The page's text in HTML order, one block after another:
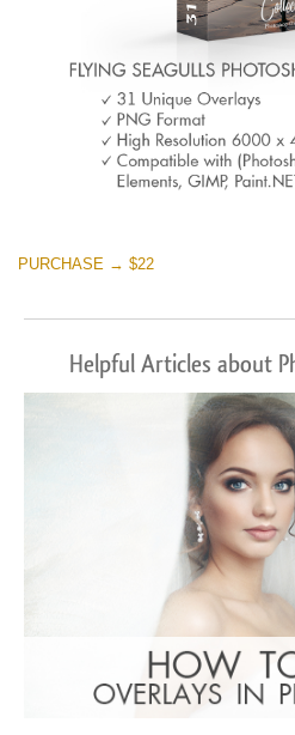
PURCHASE → $22
Helpful Articles about